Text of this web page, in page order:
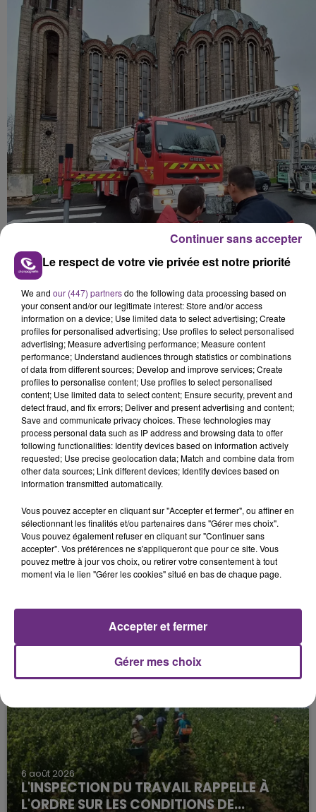
FIL D'ACTU
SI TOUT LE MONDE FAIT ÇA, MOI L'ANNÉE
PROCHAINE JE VENDANGE EN...
La vendange en Champagne a débuté ce jeudi 6
août dans la commune de Montgueux (Aube). Du
jamais vu !
6 août 2026
L'INSPECTION DU TRAVAIL RAPPELLE À
L'ORDRE SUR LES CONDITIONS DE...
Le respect de votre vie privée est notre priorité
We and our (447) partnersdo the following data processing based on
your consent and/or our legitimate interest: Store and/or access
information on a device; Use limited data to select advertising; Create
profiles for personalised advertising; Use profiles to select personalised
advertising; Measure advertising performance; Measure content
performance; Understand audiences through statistics or combinations
of data from different sources; Develop and improve services; Create
profiles to personalise content; Use profiles to select personalised
content; Use limited data to select content; Ensure security, prevent and
detect fraud, and fix errors; Deliver and present advertising and content;
Save and communicate privacy choices. These technologies may
process personal data such as IP address and browsing data to offer
following functionalities: Identify devices based on information actively
requested; Use precise geolocation data; Match and combine data from
other data sources; Link different devices; Identify devices based on
information transmitted automatically.
Vous pouvez accepter en cliquant sur "Accepter et fermer", ou affiner en
sélectionnant les finalités et/ou partenaires dans "Gérer mes choix".
Vous pouvez également refuser en cliquant sur "Continuer sans
accepter". Vos préférences ne s'appliqueront que pour ce site. Vous
pouvez mettre à jour vos choix, ou retirer votre consentement à tout
moment via le lien "Gérer les cookies" situé en bas de chaque page.
Gérer mes choix
Accepter et fermer
Continuer sans accepter